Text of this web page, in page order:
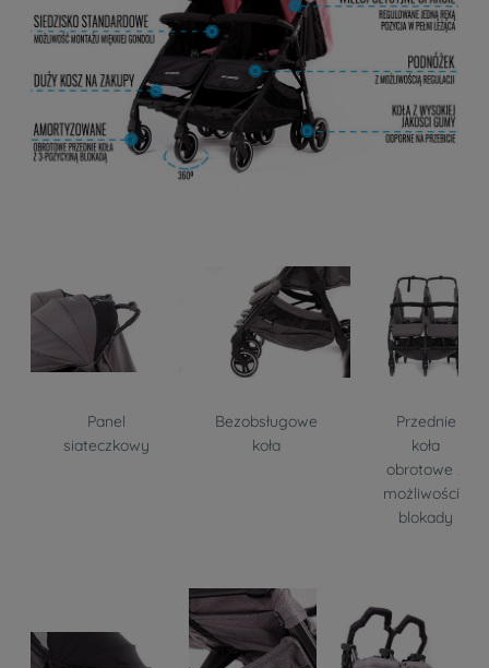
Panel
siateczkowy
Bezobsługowe
koła
Przednie
koła
obrotowe z
możliwością
blokady